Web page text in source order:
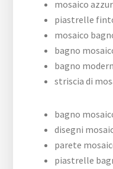
mosaico
piastrelle
mosaico
bagno
bagno
striscia di
bagno
disegni
parete
piastrelle